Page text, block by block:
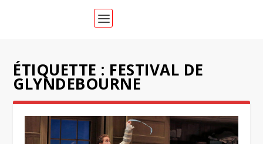
ÉTIQUETTE : FESTIVAL DE
GLYNDEBOURNE